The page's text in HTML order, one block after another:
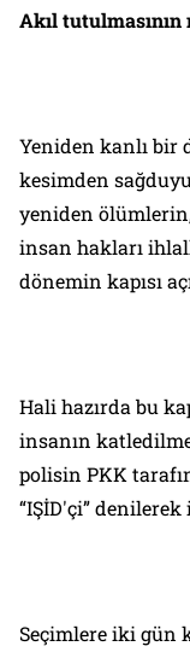
Akıl
Yeniden kanlı bir
kesimden
yeniden
insan hakları
dönemin kapısı
Hali hazırda bu
insanın
polisin PKK
“IŞİD'çi”
Seçimlere iki gün